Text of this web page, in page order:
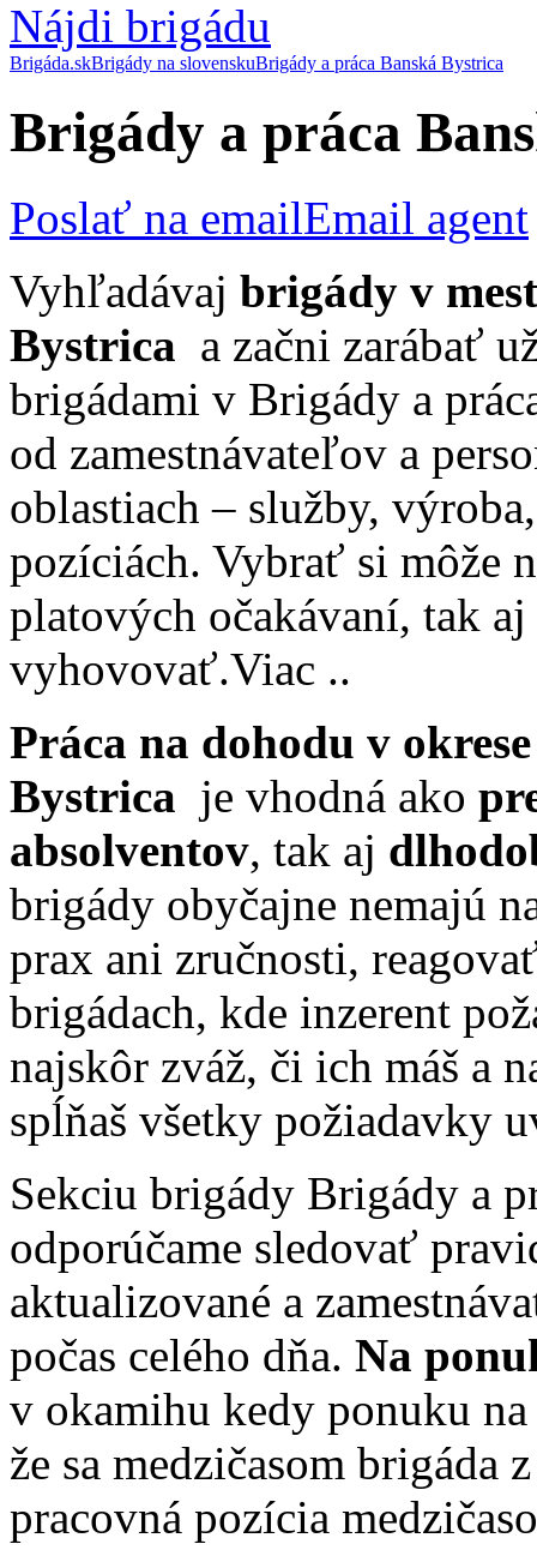
Nájdi brigádu
Brigáda.skBrigády na slovenskuBrigády a práca Banská Bystrica
Brigády a práca
Poslať na emailEmail agent
Vyhľadávaj brigády v
Bystrica a začni zarábať
brigádami v Brigády a
od zamestnávateľov a
oblastiach – služby,
pozíciách. Vybrať si môže
platových očakávaní, tak
vyhovovať.Viac ..
Práca na dohodu v
Bystrica je vhodná ako
absolventov, tak aj
brigády obyčajne nemajú
prax ani zručnosti,
brigádach, kde inzerent
najskôr zváž, či ich máš a
spĺňaš všetky požiadavky
Sekciu brigády Brigády a
odporúčame sledovať
aktualizované a
počas celého dňa. Na
v okamihu kedy ponuku
že sa medzičasom brigáda
pracovná pozícia